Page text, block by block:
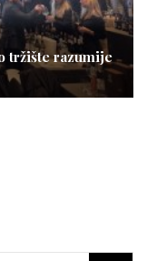
tržište razumije